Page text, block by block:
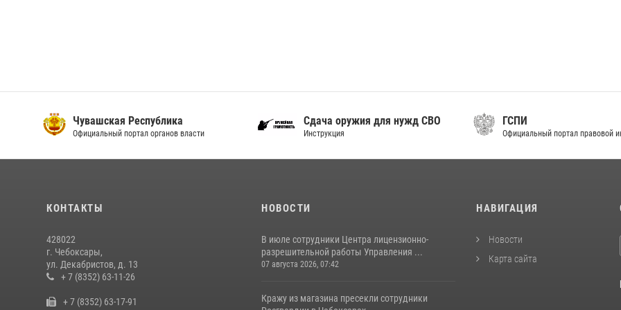
Чувашская Республика
Официальный портал органов власти
Сдача оружия для нужд СВО
Инструкция
ГСПИ
Официальный портал правовой
КОНТАКТЫ
428022
г. Чебоксары,
ул. Декабристов, д. 13
+ 7 (8352) 63-11-26
+ 7 (8352) 63-17-91
НОВОСТИ
В июле сотрудники Центра лицензионно-
разрешительной работы Управления ...
07 августа 2026, 07:42
Кражу из магазина пресекли сотрудники
НАВИГАЦИЯ
Новости
Карта сайта